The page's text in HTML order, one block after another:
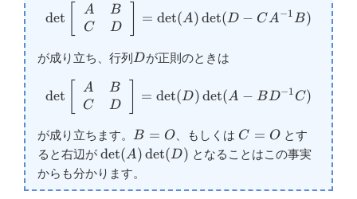
\det\left[
det
A
C
B
D
= det(A)det(D − CA−1B)
が成り立ち、行列 D
Dが正則のときは
\det\left[
det
A
C
B
D
= det(D)det(A − BD−1 C)
が成り立ちます。 B=O
B = O 、もしくは C=O
C = O とす
ると右辺が \det(A)\det(D)
det(A)det(D) となることはこの事実
からも分かります。